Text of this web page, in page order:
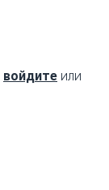
войдите или